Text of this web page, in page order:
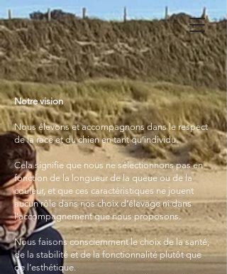
Notre vision
Nous élevons et accompagnons dans le respect
de la race et du chien en tant qu’individu.
Cela signifie que nous ne sélectionnons pas en
fonction de la longueur de la queue ou de la
couleur, et que ces caractéristiques ne jouent
aucun rôle dans nos choix d’élevage ni dans
l’accompagnement que nous proposons.
Nous faisons consciemment le choix de la santé,
de la stabilité et de la fonctionnalité plutôt que
de l’esthétique.